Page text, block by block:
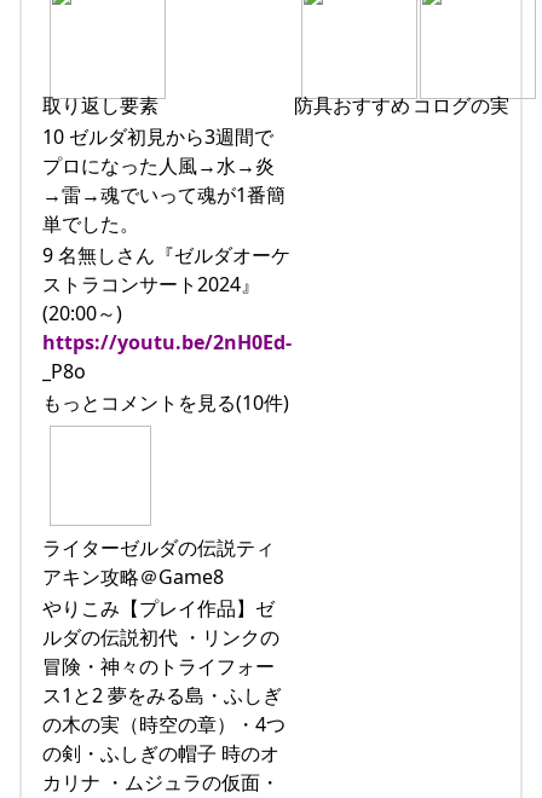
取り返し要素 防具おすすめコログの実
10 ゼルダ初見から3週間で
プロになった人風→水→炎
→雷→魂でいって魂が1番簡
単でした。
9 名無しさん『ゼルダオーケ
ストラコンサート2024』
(20:00～)
https://youtu.be/2nH0Ed-
_P8o
もっとコメントを見る(10件)
ライターゼルダの伝説ティ
アキン攻略＠Game8
やりこみ【プレイ作品】ゼ
ルダの伝説初代 ・リンクの
冒険・神々のトライフォー
ス1と2 夢をみる島・ふしぎ
の木の実（時空の章）・4つ
の剣・ふしぎの帽子 時のオ
カリナ ・ムジュラの仮面・